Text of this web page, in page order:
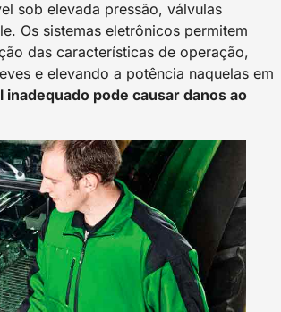
sob elevada pressão, válvulas
Os sistemas eletrônicos permitem
das características de operação,
e elevando a potência naquelas em
pode causar danos ao